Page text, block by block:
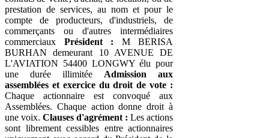
prestation de services, au nom et pour le
compte de producteurs, d'industriels, de
commerçants ou d'autres intermédiaires
commerciaux Président : M BERISA
BURHAN demeurant 10 AVENUE DE
L'AVIATION 54400 LONGWY élu pour
une durée illimitée Admission aux
assemblées et exercice du droit de vote :
Chaque actionnaire est convoqué aux
Assemblées. Chaque action donne droit à
une voix. Clauses d'agrément : Les actions
sont librement cessibles entre actionnaires